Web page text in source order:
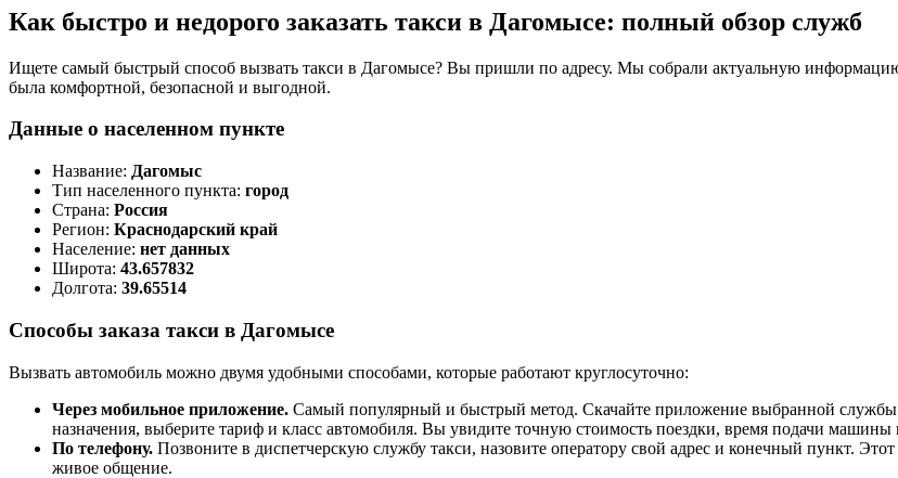
Как быстро и недорого заказать такси в Дагомысе: полный обзор служб
Ищете самый быстрый способ вызвать такси в Дагомысе? Вы пришли по адресу. Мы собрали актуальную
была комфортной, безопасной и выгодной.
Данные о населенном пункте
Название: Дагомыс
Тип населенного пункта: город
Страна: Россия
Регион: Краснодарский край
Население: нет данных
Широта: 43.657832
Долгота: 39.65514
Способы заказа такси в Дагомысе
Вызвать автомобиль можно двумя удобными способами, которые работают круглосуточно:
Через мобильное приложение. Самый популярный и быстрый метод. Скачайте приложение выбранной
назначения, выберите тариф и класс автомобиля. Вы увидите точную стоимость поездки, время подачи машины
По телефону. Позвоните в диспетчерскую службу такси, назовите оператору свой адрес и конечный пункт.
живое общение.